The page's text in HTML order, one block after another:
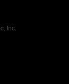
Inc.